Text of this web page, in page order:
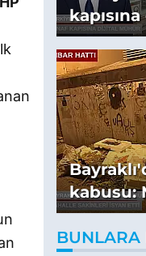
kabusu:
isyan